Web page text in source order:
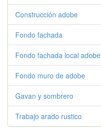
Construcción adobe
Fondo fachada
Fondo fachada local adobe
Fondo muro de adobe
Gavan y sombrero
Trabajo arado rustico